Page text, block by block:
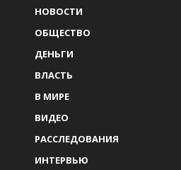
НОВОСТИ
ОБЩЕСТВО
ДЕНЬГИ
ВЛАСТЬ
В МИРЕ
ВИДЕО
РАССЛЕДОВАНИЯ
ИНТЕРВЬЮ